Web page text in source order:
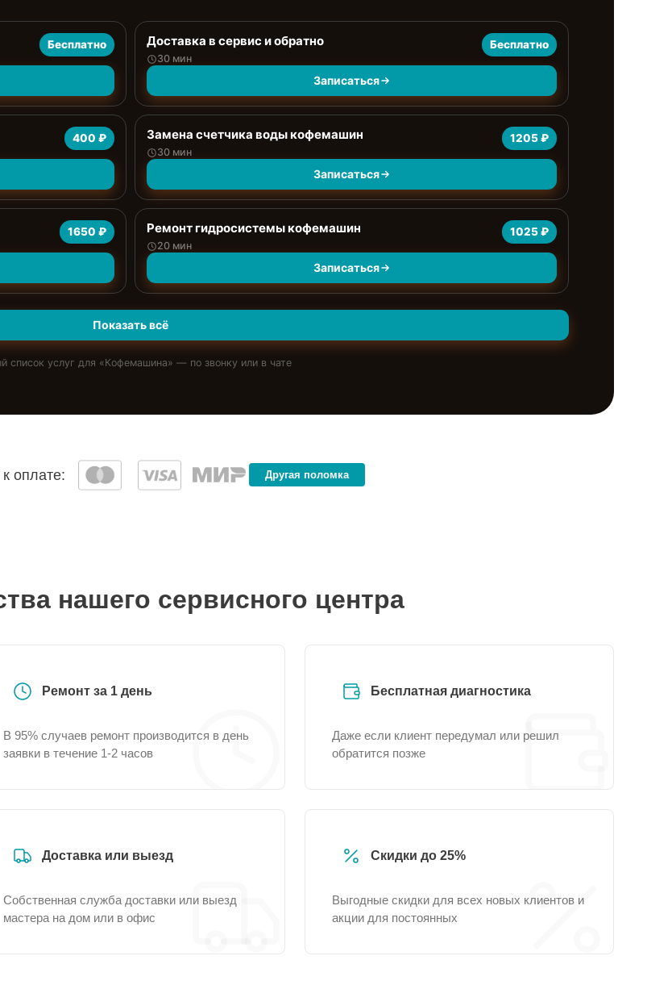
Бесплатно Доставка в сервис и обратно
30 мин
Бесплатно
Записаться
400 ₽ Замена счетчика воды кофемашин
30 мин
1205 ₽
Записаться
1650 ₽ Ремонт гидросистемы кофемашин
20 мин
1025 ₽
Записаться
Показать всё
список услуг для «Кофемашина» — по звонку или в чате
оплате: Другая поломка
нашего сервисного центра
Ремонт за 1 день
В 95% случаев ремонт производится в день
заявки в течение 1-2 часов
Бесплатная диагностика
Даже если клиент передумал или решил
обратится позже
Доставка или выезд
Собственная служба доставки или выезд
мастера на дом или в офис
Скидки до 25%
Выгодные скидки для всех новых клиентов и
акции для постоянных